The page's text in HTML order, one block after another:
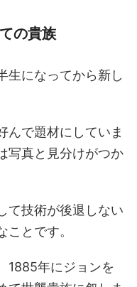
の貴族
生になってから新し
んで題材にしていま
写真と見分けがつか
て技術が後退しない
とです。
1885年にジョンを